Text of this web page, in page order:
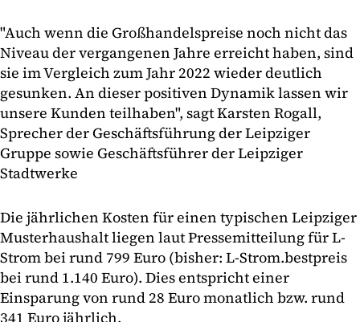
"Auch wenn die Großhandelspreise noch nicht das
Niveau der vergangenen Jahre erreicht haben, sind
sie im Vergleich zum Jahr 2022 wieder deutlich
gesunken. An dieser positiven Dynamik lassen wir
unsere Kunden teilhaben", sagt Karsten Rogall,
Sprecher der Geschäftsführung der Leipziger
Gruppe sowie Geschäftsführer der Leipziger
Stadtwerke
Die jährlichen Kosten für einen typischen Leipziger
Musterhaushalt liegen laut Pressemitteilung für L-
Strom bei rund 799 Euro (bisher: L-Strom.bestpreis
bei rund 1.140 Euro). Dies entspricht einer
Einsparung von rund 28 Euro monatlich bzw. rund
341 Euro jährlich.